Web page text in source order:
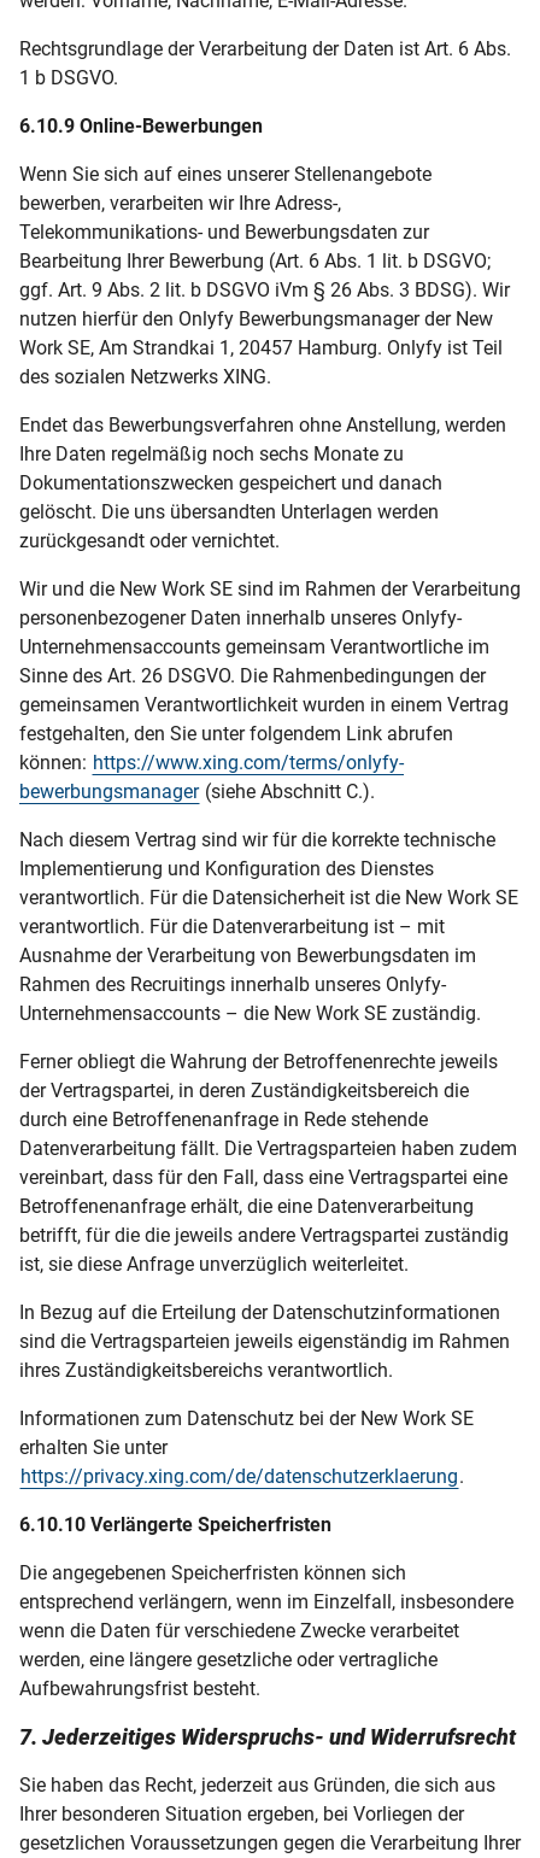
Rechtsgrundlage der Verarbeitung der Daten ist Art. 6 Abs.
1 b DSGVO.
6.10.9 Online-Bewerbungen
Wenn Sie sich auf eines unserer Stellenangebote
bewerben, verarbeiten wir Ihre Adress-,
Telekommunikations- und Bewerbungsdaten zur
Bearbeitung Ihrer Bewerbung (Art. 6 Abs. 1 lit. b DSGVO;
ggf. Art. 9 Abs. 2 lit. b DSGVO iVm § 26 Abs. 3 BDSG). Wir
nutzen hierfür den Onlyfy Bewerbungsmanager der New
Work SE, Am Strandkai 1, 20457 Hamburg. Onlyfy ist Teil
des sozialen Netzwerks XING.
Endet das Bewerbungsverfahren ohne Anstellung, werden
Ihre Daten regelmäßig noch sechs Monate zu
Dokumentationszwecken gespeichert und danach
gelöscht. Die uns übersandten Unterlagen werden
zurückgesandt oder vernichtet.
Wir und die New Work SE sind im Rahmen der Verarbeitung
personenbezogener Daten innerhalb unseres Onlyfy-
Unternehmensaccounts gemeinsam Verantwortliche im
Sinne des Art. 26 DSGVO. Die Rahmenbedingungen der
gemeinsamen Verantwortlichkeit wurden in einem Vertrag
festgehalten, den Sie unter folgendem Link abrufen
können: https://www.xing.com/terms/onlyfy-
bewerbungsmanager (siehe Abschnitt C.).
Nach diesem Vertrag sind wir für die korrekte technische
Implementierung und Konfiguration des Dienstes
verantwortlich. Für die Datensicherheit ist die New Work SE
verantwortlich. Für die Datenverarbeitung ist – mit
Ausnahme der Verarbeitung von Bewerbungsdaten im
Rahmen des Recruitings innerhalb unseres Onlyfy-
Unternehmensaccounts – die New Work SE zuständig.
Ferner obliegt die Wahrung der Betroffenenrechte jeweils
der Vertragspartei, in deren Zuständigkeitsbereich die
durch eine Betroffenenanfrage in Rede stehende
Datenverarbeitung fällt. Die Vertragsparteien haben zudem
vereinbart, dass für den Fall, dass eine Vertragspartei eine
Betroffenenanfrage erhält, die eine Datenverarbeitung
betrifft, für die die jeweils andere Vertragspartei zuständig
ist, sie diese Anfrage unverzüglich weiterleitet.
In Bezug auf die Erteilung der Datenschutzinformationen
sind die Vertragsparteien jeweils eigenständig im Rahmen
ihres Zuständigkeitsbereichs verantwortlich.
Informationen zum Datenschutz bei der New Work SE
erhalten Sie unter
https://privacy.xing.com/de/datenschutzerklaerung.
6.10.10 Verlängerte Speicherfristen
Die angegebenen Speicherfristen können sich
entsprechend verlängern, wenn im Einzelfall, insbesondere
wenn die Daten für verschiedene Zwecke verarbeitet
werden, eine längere gesetzliche oder vertragliche
Aufbewahrungsfrist besteht.
7. Jederzeitiges Widerspruchs- und Widerrufsrecht
Sie haben das Recht, jederzeit aus Gründen, die sich aus
Ihrer besonderen Situation ergeben, bei Vorliegen der
gesetzlichen Voraussetzungen gegen die Verarbeitung Ihrer